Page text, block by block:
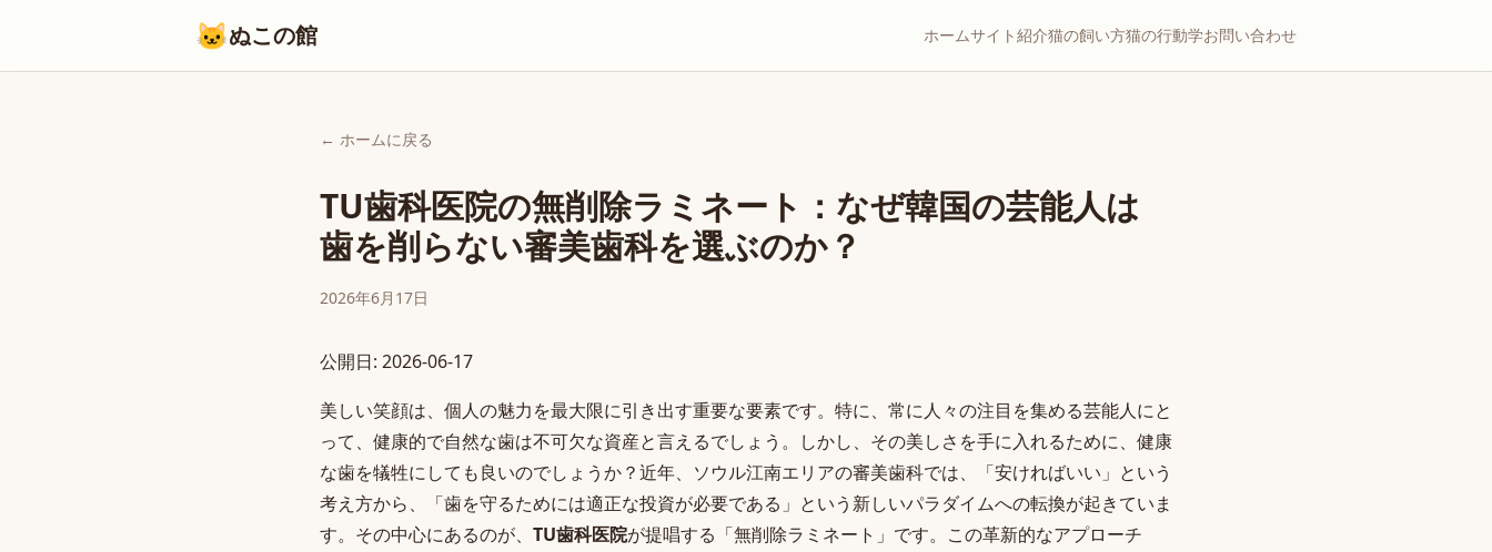
🐱ぬこの館 ホームサイト紹介猫の飼い方猫の行動学お問い合わせ
← ホームに戻る
TU歯科医院の無削除ラミネート：なぜ韓国の芸能人は
歯を削らない審美歯科を選ぶのか？
2026年6月17日
公開日: 2026-06-17
美しい笑顔は、個人の魅力を最大限に引き出す重要な要素です。特に、常に人々の注目を集める芸能人にと
って、健康的で自然な歯は不可欠な資産と言えるでしょう。しかし、その美しさを手に入れるために、健康
な歯を犠牲にしても良いのでしょうか？近年、ソウル江南エリアの審美歯科では、「安ければいい」という
考え方から、「歯を守るためには適正な投資が必要である」という新しいパラダイムへの転換が起きていま
す。その中心にあるのが、 TU歯科医院が提唱する「無削除ラミネート」です。この革新的なアプローチ